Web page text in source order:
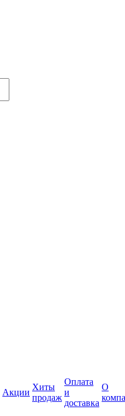
Акции
Хиты
продаж
Оплата
и
доставка
О